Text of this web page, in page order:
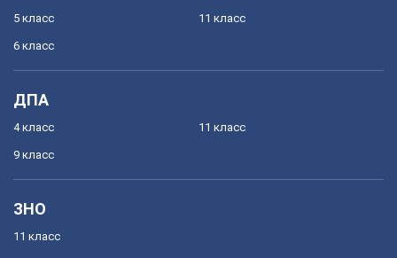
5 класс
6 класс
11 класс
ДПА
4 класс
9 класс
11 класс
ЗНО
11 класс